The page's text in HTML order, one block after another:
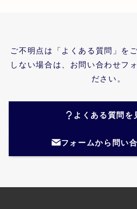
ご不明点は「よくある質問」を
しない場合は、お問い合わせフ
ださい。
よくある質問を
フォームから問い